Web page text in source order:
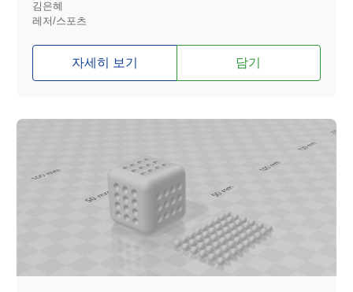
김은혜
레저/스포츠
자세히 보기 담기